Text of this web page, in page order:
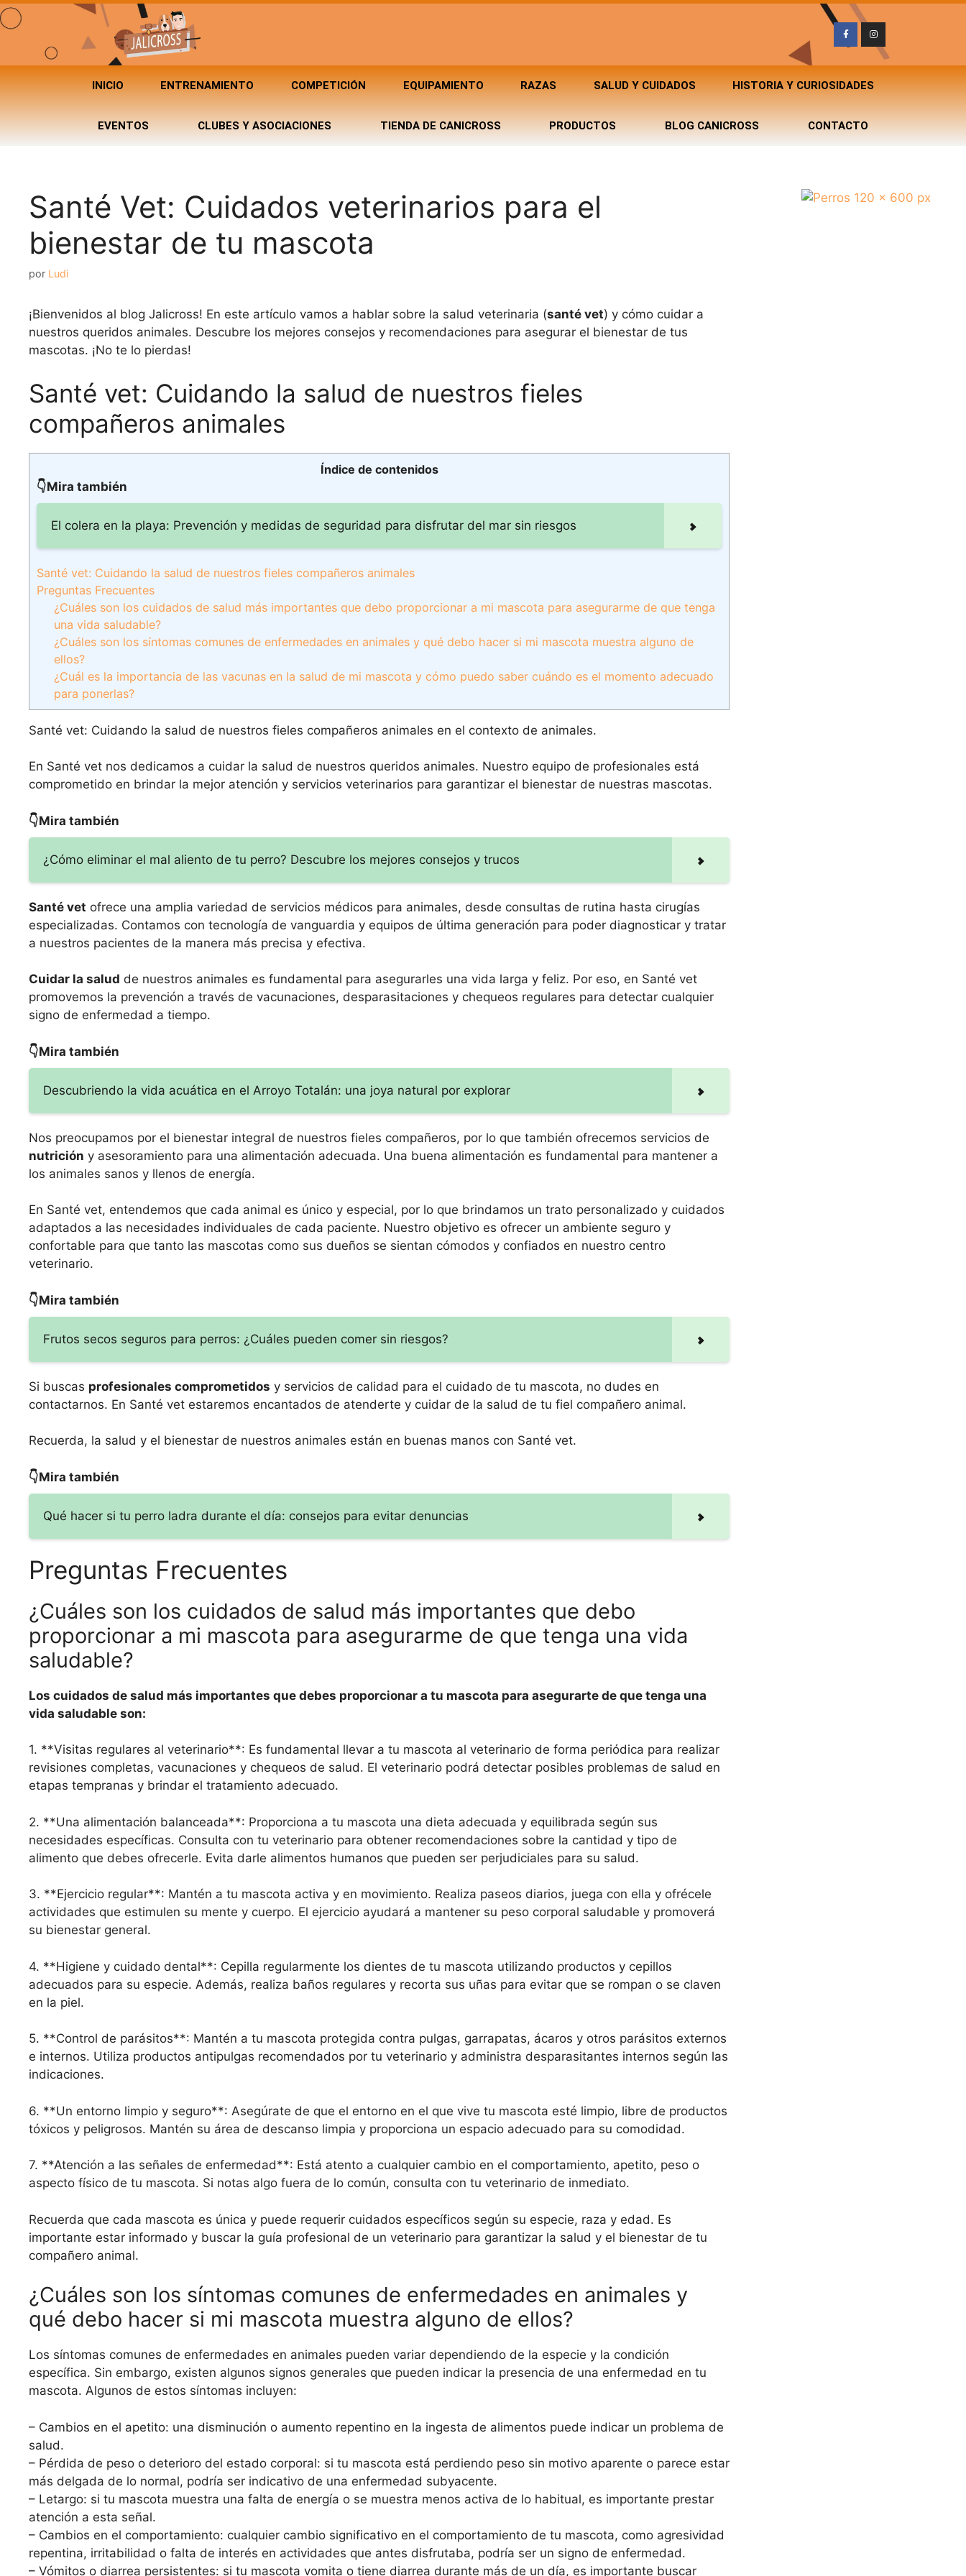
INICIO ENTRENAMIENTO COMPETICIÓN EQUIPAMIENTO RAZAS SALUD Y CUIDADOS HISTORIA Y CURIOSIDADES
EVENTOS CLUBES Y ASOCIACIONES TIENDA DE CANICROSS PRODUCTOS BLOG CANICROSS CONTACTO
Santé Vet: Cuidados veterinarios para el
bienestar de tu mascota
por Ludi
¡Bienvenidos al blog Jalicross! En este artículo vamos a hablar sobre la salud veterinaria (santé vet) y cómo cuidar a
nuestros queridos animales. Descubre los mejores consejos y recomendaciones para asegurar el bienestar de tus
mascotas. ¡No te lo pierdas!
Santé vet: Cuidando la salud de nuestros fieles
compañeros animales
Índice de contenidos
👇Mira también
El colera en la playa: Prevención y medidas de seguridad para disfrutar del mar sin riesgos
Santé vet: Cuidando la salud de nuestros fieles compañeros animales
Preguntas Frecuentes
¿Cuáles son los cuidados de salud más importantes que debo proporcionar a mi mascota para asegurarme de que tenga
una vida saludable?
¿Cuáles son los síntomas comunes de enfermedades en animales y qué debo hacer si mi mascota muestra alguno de
ellos?
¿Cuál es la importancia de las vacunas en la salud de mi mascota y cómo puedo saber cuándo es el momento adecuado
para ponerlas?
Santé vet: Cuidando la salud de nuestros fieles compañeros animales en el contexto de animales.
En Santé vet nos dedicamos a cuidar la salud de nuestros queridos animales. Nuestro equipo de profesionales está
comprometido en brindar la mejor atención y servicios veterinarios para garantizar el bienestar de nuestras mascotas.
👇Mira también
¿Cómo eliminar el mal aliento de tu perro? Descubre los mejores consejos y trucos
Santé vet ofrece una amplia variedad de servicios médicos para animales, desde consultas de rutina hasta cirugías
especializadas. Contamos con tecnología de vanguardia y equipos de última generación para poder diagnosticar y tratar
a nuestros pacientes de la manera más precisa y efectiva.
Cuidar la salud de nuestros animales es fundamental para asegurarles una vida larga y feliz. Por eso, en Santé vet
promovemos la prevención a través de vacunaciones, desparasitaciones y chequeos regulares para detectar cualquier
signo de enfermedad a tiempo.
👇Mira también
Descubriendo la vida acuática en el Arroyo Totalán: una joya natural por explorar
Nos preocupamos por el bienestar integral de nuestros fieles compañeros, por lo que también ofrecemos servicios de
nutrición y asesoramiento para una alimentación adecuada. Una buena alimentación es fundamental para mantener a
los animales sanos y llenos de energía.
En Santé vet, entendemos que cada animal es único y especial, por lo que brindamos un trato personalizado y cuidados
adaptados a las necesidades individuales de cada paciente. Nuestro objetivo es ofrecer un ambiente seguro y
confortable para que tanto las mascotas como sus dueños se sientan cómodos y confiados en nuestro centro
veterinario.
👇Mira también
Frutos secos seguros para perros: ¿Cuáles pueden comer sin riesgos?
Si buscas profesionales comprometidos y servicios de calidad para el cuidado de tu mascota, no dudes en
contactarnos. En Santé vet estaremos encantados de atenderte y cuidar de la salud de tu fiel compañero animal.
Recuerda, la salud y el bienestar de nuestros animales están en buenas manos con Santé vet.
👇Mira también
Qué hacer si tu perro ladra durante el día: consejos para evitar denuncias
Preguntas Frecuentes
¿Cuáles son los cuidados de salud más importantes que debo
proporcionar a mi mascota para asegurarme de que tenga una vida
saludable?
Los cuidados de salud más importantes que debes proporcionar a tu mascota para asegurarte de que tenga una
vida saludable son:
1. **Visitas regulares al veterinario**: Es fundamental llevar a tu mascota al veterinario de forma periódica para realizar
revisiones completas, vacunaciones y chequeos de salud. El veterinario podrá detectar posibles problemas de salud en
etapas tempranas y brindar el tratamiento adecuado.
2. **Una alimentación balanceada**: Proporciona a tu mascota una dieta adecuada y equilibrada según sus
necesidades específicas. Consulta con tu veterinario para obtener recomendaciones sobre la cantidad y tipo de
alimento que debes ofrecerle. Evita darle alimentos humanos que pueden ser perjudiciales para su salud.
3. **Ejercicio regular**: Mantén a tu mascota activa y en movimiento. Realiza paseos diarios, juega con ella y ofrécele
actividades que estimulen su mente y cuerpo. El ejercicio ayudará a mantener su peso corporal saludable y promoverá
su bienestar general.
4. **Higiene y cuidado dental**: Cepilla regularmente los dientes de tu mascota utilizando productos y cepillos
adecuados para su especie. Además, realiza baños regulares y recorta sus uñas para evitar que se rompan o se claven
en la piel.
5. **Control de parásitos**: Mantén a tu mascota protegida contra pulgas, garrapatas, ácaros y otros parásitos externos
e internos. Utiliza productos antipulgas recomendados por tu veterinario y administra desparasitantes internos según las
indicaciones.
6. **Un entorno limpio y seguro**: Asegúrate de que el entorno en el que vive tu mascota esté limpio, libre de productos
tóxicos y peligrosos. Mantén su área de descanso limpia y proporciona un espacio adecuado para su comodidad.
7. **Atención a las señales de enfermedad**: Está atento a cualquier cambio en el comportamiento, apetito, peso o
aspecto físico de tu mascota. Si notas algo fuera de lo común, consulta con tu veterinario de inmediato.
Recuerda que cada mascota es única y puede requerir cuidados específicos según su especie, raza y edad. Es
importante estar informado y buscar la guía profesional de un veterinario para garantizar la salud y el bienestar de tu
compañero animal.
¿Cuáles son los síntomas comunes de enfermedades en animales y
qué debo hacer si mi mascota muestra alguno de ellos?
Los síntomas comunes de enfermedades en animales pueden variar dependiendo de la especie y la condición
específica. Sin embargo, existen algunos signos generales que pueden indicar la presencia de una enfermedad en tu
mascota. Algunos de estos síntomas incluyen:
– Cambios en el apetito: una disminución o aumento repentino en la ingesta de alimentos puede indicar un problema de
salud.
– Pérdida de peso o deterioro del estado corporal: si tu mascota está perdiendo peso sin motivo aparente o parece estar
más delgada de lo normal, podría ser indicativo de una enfermedad subyacente.
– Letargo: si tu mascota muestra una falta de energía o se muestra menos activa de lo habitual, es importante prestar
atención a esta señal.
– Cambios en el comportamiento: cualquier cambio significativo en el comportamiento de tu mascota, como agresividad
repentina, irritabilidad o falta de interés en actividades que antes disfrutaba, podría ser un signo de enfermedad.
– Vómitos o diarrea persistentes: si tu mascota vomita o tiene diarrea durante más de un día, es importante buscar